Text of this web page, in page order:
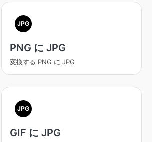
JPG
PNG に JPG
変換する PNG に JPG
JPG
GIF に JPG